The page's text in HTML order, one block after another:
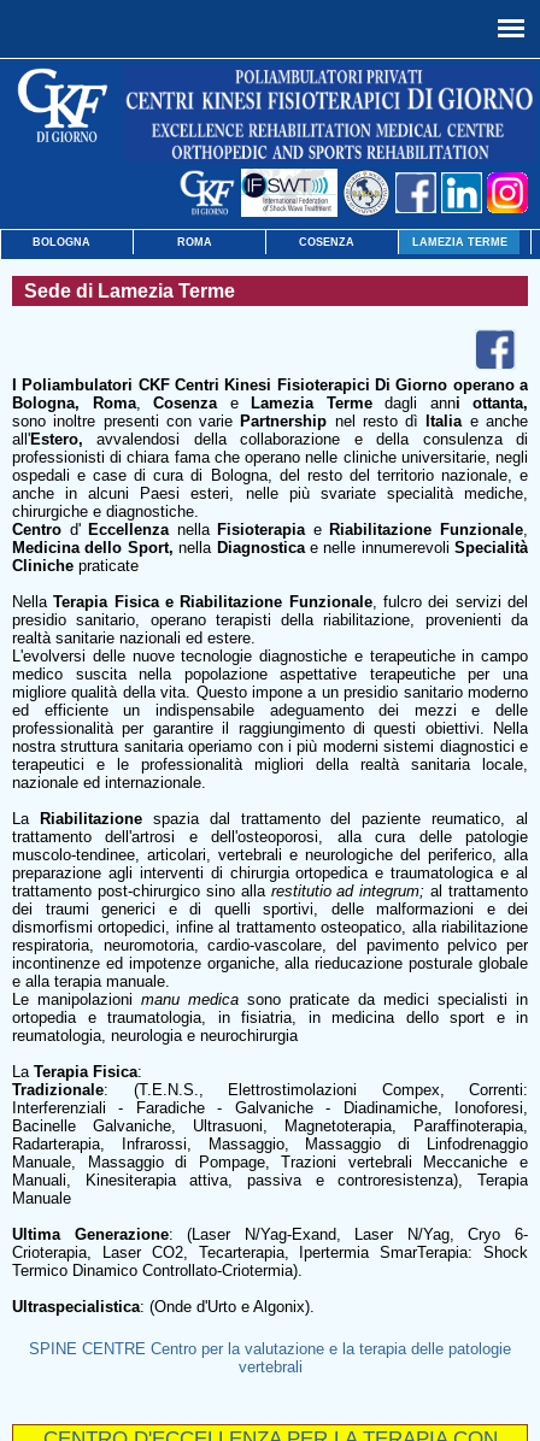
BOLOGNA ROMA COSENZA LAMEZIA TERME
Sede di Lamezia Terme
I Poliambulatori CKF Centri Kinesi Fisioterapici Di Giorno operano a
Bologna, Roma, Cosenza e Lamezia Terme dagli anni ottanta,
sono inoltre presenti con variePartnership nel resto dìItalia e anche
all'Estero,avvalendosi della collaborazione e della consulenza di
professionisti di chiara fama che operano nelle cliniche universitarie, negli
ospedali e case di cura di Bologna, del resto del territorio nazionale, e
anche in alcuni Paesi esteri, nelle più svariate specialità mediche,
chirurgiche e diagnostiche.
Centro d'Eccellenza nellaFisioterapia eRiabilitazione Funzionale
Medicina dello Sport, nella Diagnosticae nelle innumerevoli Specialità
Cliniche praticate
NellaTerapia Fisica e Riabilitazione Funzionale, fulcro dei servizi del
presidio sanitario, operano terapisti della riabilitazione, provenienti da
realtà sanitarie nazionali ed estere.
L'evolversi delle nuove tecnologie diagnostiche e terapeutiche in campo
medico suscita nella popolazione aspettative terapeutiche per una
migliore qualità della vita. Questo impone a un presidio sanitario moderno
ed efficiente un indispensabile adeguamento dei mezzi e delle
professionalità per garantire il raggiungimento di questi obiettivi. Nella
nostra struttura sanitaria operiamo con i più moderni sistemi diagnostici e
terapeutici e le professionalità migliori della realtà sanitaria locale,
nazionale ed internazionale.
La Riabilitazionespazia dal trattamento del paziente reumatico, al
trattamento dell'artrosi e dell'osteoporosi, alla cura delle patologie
muscolo-tendinee, articolari, vertebrali e neurologiche del periferico, alla
preparazione agli interventi di chirurgia ortopedica e traumatologica e al
trattamento post-chirurgico sino alla restitutio ad integrum; al trattamento
dei traumi generici e di quelli sportivi, delle malformazioni e dei
dismorfismi ortopedici, infine al trattamento osteopatico, alla riabilitazione
respiratoria, neuromotoria, cardio-vascolare, del pavimento pelvico per
incontinenze ed impotenze organiche, alla rieducazione posturale globale
e alla terapia manuale.
Le manipolazioni manu medica sono praticate da medici specialisti in
ortopedia e traumatologia, in fisiatria, in medicina dello sport e in
reumatologia, neurologia e neurochirurgia
La Terapia Fisica:
Tradizionale: (T.E.N.S., Elettrostimolazioni Compex, Correnti:
Interferenziali - Faradiche - Galvaniche - Diadinamiche, Ionoforesi,
Bacinelle Galvaniche, Ultrasuoni, Magnetoterapia, Paraffinoterapia,
Radarterapia, Infrarossi, Massaggio, Massaggio di Linfodrenaggio
Manuale, Massaggio di Pompage, Trazioni vertebrali Meccaniche e
Manuali, Kinesiterapia attiva, passiva e controresistenza), Terapia
Manuale
Ultima Generazione: (Laser N/Yag-Exand, Laser N/Yag, Cryo 6-
Crioterapia, Laser CO2, Tecarterapia, Ipertermia SmarTerapia: Shock
Termico Dinamico Controllato-Criotermia).
Ultraspecialistica: (Onde d'Urto e Algonix).
SPINE CENTRE Centro per la valutazione e la terapia delle patologie
vertebrali